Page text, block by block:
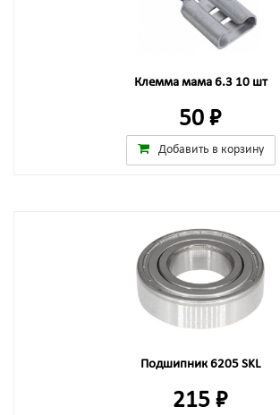
Клемма мама 6.3 10 шт
50 ₽
Добавить в корзину
Подшипник 6205 SKL
215 ₽